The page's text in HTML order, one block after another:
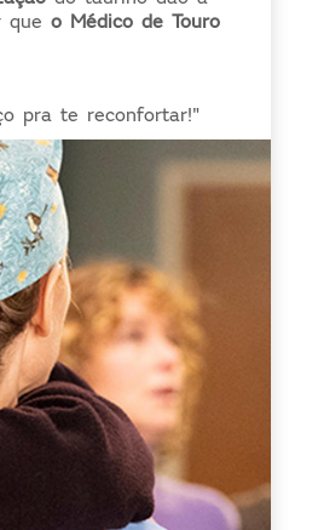
queo Médico de Touro
pra te reconfortar!"